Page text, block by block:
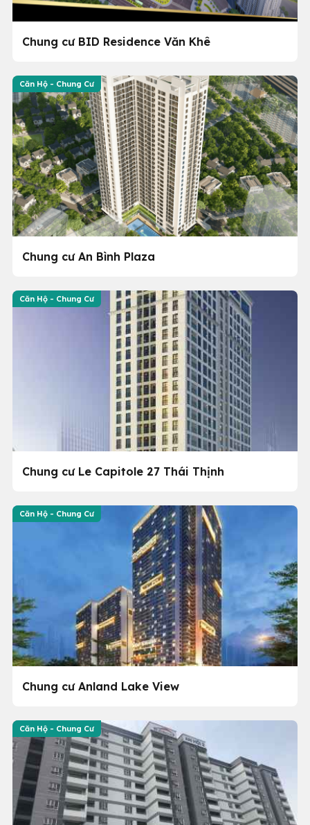
Chung cư BID Residence Văn Khê
Căn Hộ - Chung Cư
Chung cư An Bình Plaza
Căn Hộ - Chung Cư
Chung cư Le Capitole 27 Thái Thịnh
Căn Hộ - Chung Cư
Chung cư Anland Lake View
Căn Hộ - Chung Cư